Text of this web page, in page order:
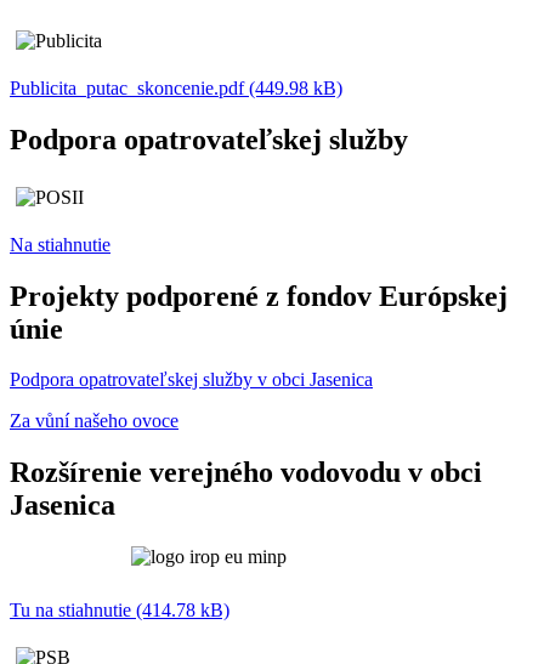
Publicita_putac_skoncenie.pdf (449.98 kB)
Podpora opatrovateľskej služby
Na stiahnutie
Projekty podporené z fondov Európskej
únie
Podpora opatrovateľskej služby v obci Jasenica
Za vůní našeho ovoce
Rozšírenie verejného vodovodu v obci
Jasenica
Tu na stiahnutie (414.78 kB)